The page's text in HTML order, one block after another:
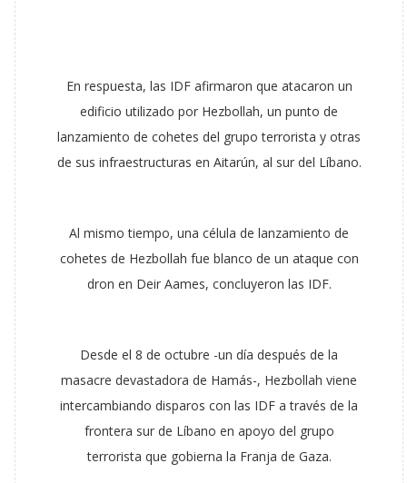
En respuesta, las IDF afirmaron que atacaron un
edificio utilizado por Hezbollah, un punto de
lanzamiento de cohetes del grupo terrorista y otras
de sus infraestructuras en Aitarún, al sur del Líbano.
Al mismo tiempo, una célula de lanzamiento de
cohetes de Hezbollah fue blanco de un ataque con
dron en Deir Aames, concluyeron las IDF.
Desde el 8 de octubre -un día después de la
masacre devastadora de Hamás-, Hezbollah viene
intercambiando disparos con las IDF a través de la
frontera sur de Líbano en apoyo del grupo
terrorista que gobierna la Franja de Gaza.